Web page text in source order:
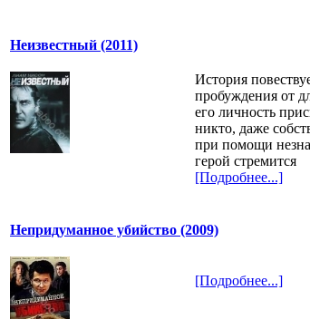
Неизвестный (2011)
История
пробуждения от
его личность
никто, даже
при помощи
герой стремится
[Подробнее...]
Непридуманное убийство (2009)
[Подробнее...]